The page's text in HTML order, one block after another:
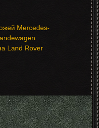
Mercedes-
Land Rover